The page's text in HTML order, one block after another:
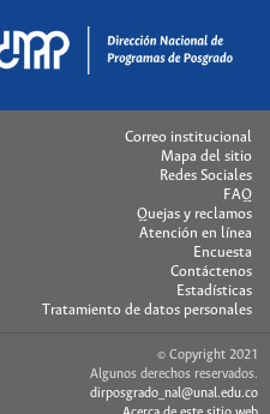
Correo institucional
Mapa del sitio
Redes Sociales
FAQ
Quejas y reclamos
Atención en línea
Encuesta
Contáctenos
Estadísticas
Tratamiento de datos personales
© Copyright 2021
Algunos derechos reservados.
dirposgrado_nal@unal.edu.co